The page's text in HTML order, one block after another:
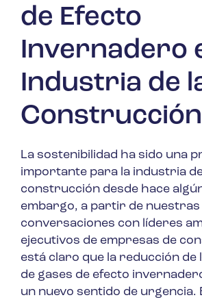
de Efecto
Invernadero
Industria de
Construcción
La sostenibilidad ha sido una
importante para la industria
construcción desde hace
embargo, a partir de nuestras
conversaciones con líderes
ejecutivos de empresas de
está claro que la reducción de
de gases de efecto
un nuevo sentido de urgencia.